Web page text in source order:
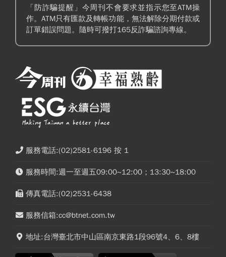
「防詐騙提醒」今周刊不會要求並指示您至ATM操
作。ATM只有匯款及轉帳功能，無法解除分期付款或
訂單錯誤問題。隨時可撥打165反詐騙諮詢專線。
服務電話:(02)2581-6196 按 1
服務時間:週一至週五09:00~12:00；13:30~18:00
傳真電話:(02)2531-6438
服務信箱:cc@btnet.com.tw
地址:台灣臺北市中山區南京東路1段96號4、6、8樓